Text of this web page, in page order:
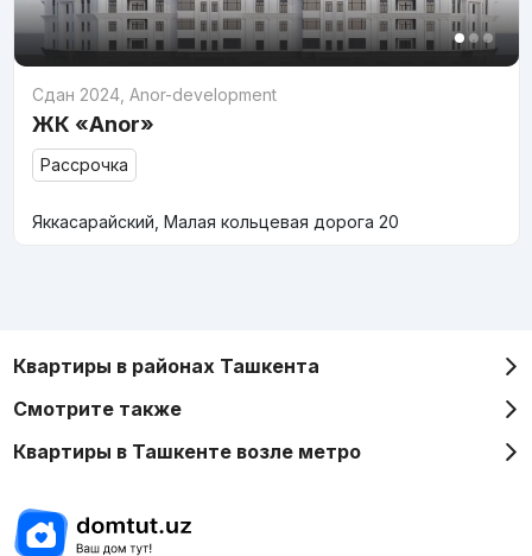
Сдан 2024, Anor-development
ЖК «Anor»
Рассрочка
Яккасарайский, Малая кольцевая дорога 20
Квартиры в районах Ташкента
Смотрите также
Квартиры в Ташкенте возле метро